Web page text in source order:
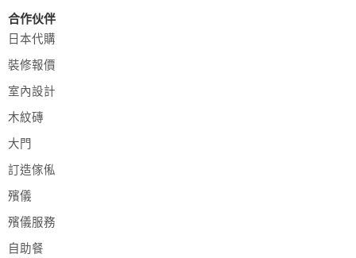
合作伙伴
日本代購
裝修報價
室內設計
木紋磚
大門
訂造傢俬
殯儀
殯儀服務
自助餐